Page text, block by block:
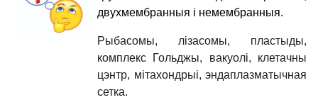
двухмембранныя і немембранныя.
Рыбасомы, лізасомы, пластыды,
комплекс Гольджы, вакуолі, клетачны
цэнтр, мітахондрыі, эндаплазматычная
сетка.